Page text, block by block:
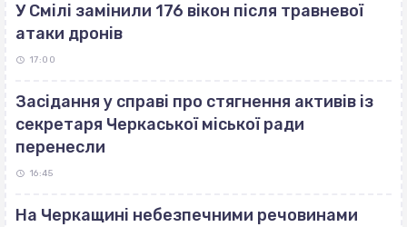
У Смілі замінили 176 вікон після травневої
атаки дронів
17:00
Засідання у справі про стягнення активів із
секретаря Черкаської міської ради
перенесли
16:45
На Черкащині небезпечними речовинами